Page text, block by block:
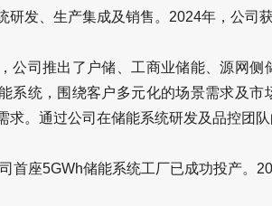
研发、生产集成及销售。2024年，公司
公司推出了户储、工商业储能、源网
系统，围绕客户多元化的场景需求及
求。通过公司在储能系统研发及品控团
首座5GWh储能系统工厂已成功投产。